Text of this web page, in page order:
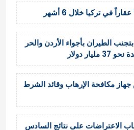
الطيران بأجواء الأردن والحر
دولار
جهاز مكافحة الإرهاب وقائد الشرط
الاعتراضات على نتائج السادس